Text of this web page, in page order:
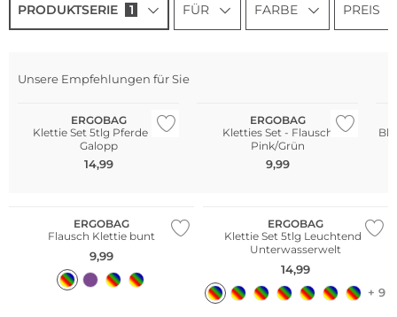
PRODUKTSERIE 1 FÜR FARBE PREIS
Unsere Empfehlungen für Sie
Nachhaltig
ERGOBAG
Klettie Set 5tlg Pferde im
Galopp
14,99
ERGOBAG
Kletties Set - Flausch
Pink/Grün
9,99
ERGOBAG
Flausch Klettie bunt
9,99
ERGOBAG
Klettie Set 5tlg Leuchtende
Unterwasserwelt
14,99
+ 9
Nachhaltig